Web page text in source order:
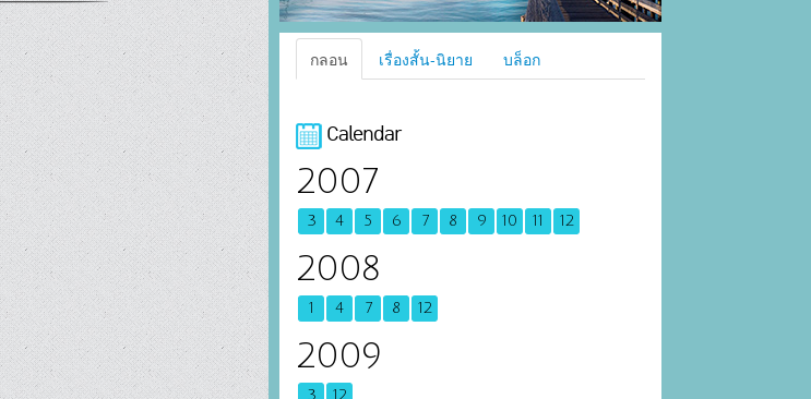
กลอน เรื่องสั้น-นิยาย บล็อก
Calendar
2007
3 4 5 6 7 8 9 10 11 12
2008
1 4 7 8 12
2009
3 12